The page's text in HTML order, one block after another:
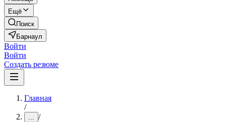
Ещё
Поиск
Барнаул
Войти
Войти
Создать резюме
Главная
/
... /